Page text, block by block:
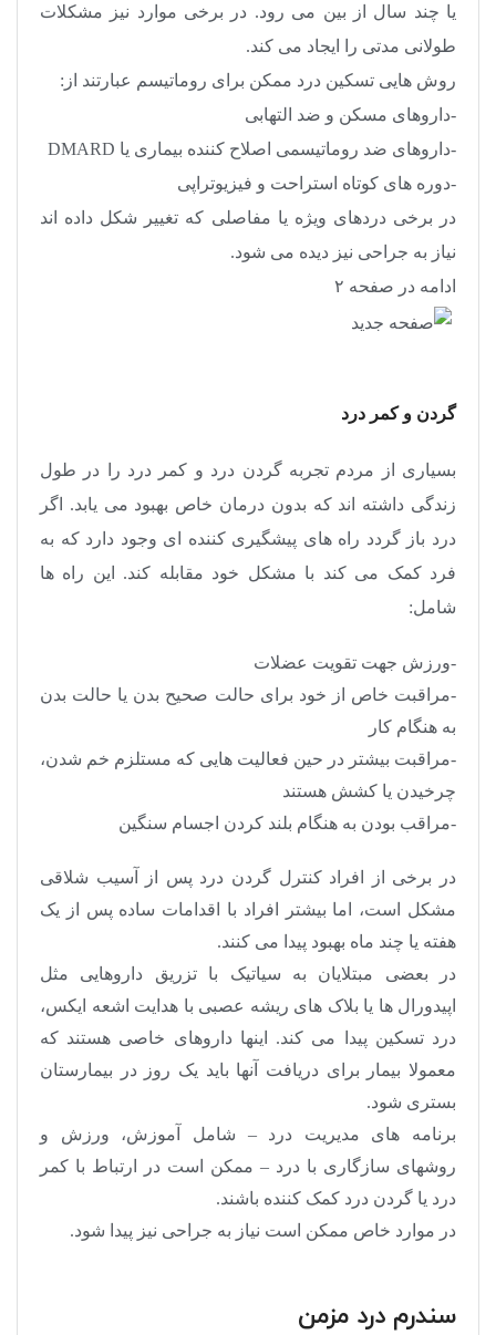
یا چند سال از بین می رود. در برخی موارد نیز مشکلات
طولانی مدتی را ایجاد می کند.
روش هایی تسکین درد ممکن برای روماتیسم عبارتند از:
-داروهای مسکن و ضد التهابی
-داروهای ضد روماتیسمی اصلاح کننده بیماری یا DMARD
-دوره های کوتاه استراحت و فیزیوتراپی
در برخی دردهای ویژه یا مفاصلی که تغییر شکل داده اند
نیاز به جراحی نیز دیده می شود.
ادامه در صفحه ۲
گردن و کمر درد
بسیاری از مردم تجربه گردن درد و کمر درد را در طول
زندگی داشته اند که بدون درمان خاص بهبود می یابد. اگر
درد باز گردد راه های پیشگیری کننده ای وجود دارد که به
فرد کمک می کند با مشکل خود مقابله کند. این راه ها
شامل:
-ورزش جهت تقویت عضلات
-مراقبت خاص از خود برای حالت صحیح بدن یا حالت بدن
به هنگام کار
-مراقبت بیشتر در حین فعالیت هایی که مستلزم خم شدن،
چرخیدن یا کشش هستند
-مراقب بودن به هنگام بلند کردن اجسام سنگین
در برخی از افراد کنترل گردن درد پس از آسیب شلاقی
مشکل است، اما بیشتر افراد با اقدامات ساده پس از یک
هفته یا چند ماه بهبود پیدا می کنند.
در بعضی مبتلایان به سیاتیک با تزریق داروهایی مثل
اپیدورال ها یا بلاک های ریشه عصبی با هدایت اشعه ایکس،
درد تسکین پیدا می کند. اینها داروهای خاصی هستند که
معمولا بیمار برای دریافت آنها باید یک روز در بیمارستان
بستری شود.
برنامه های مدیریت درد – شامل آموزش، ورزش و
روشهای سازگاری با درد – ممکن است در ارتباط با کمر
درد یا گردن درد کمک کننده باشند.
در موارد خاص ممکن است نیاز به جراحی نیز پیدا شود.
سندرم درد مزمن